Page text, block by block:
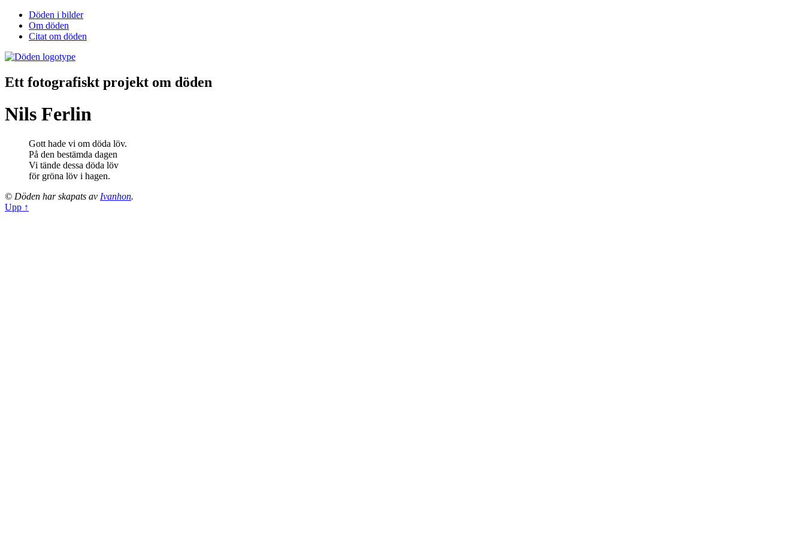
Döden i bilder
Om döden
Citat om döden
Ett fotografiskt projekt om döden
Nils Ferlin
Gott hade vi om döda löv.
På den bestämda dagen
Vi tände dessa döda löv
för gröna löv i hagen.
© Döden har skapats av Ivanhon.
Upp ↑